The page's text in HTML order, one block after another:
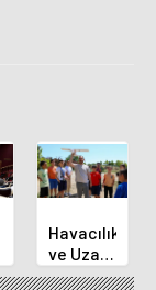
Havacılık
ve Uzay
Yaz